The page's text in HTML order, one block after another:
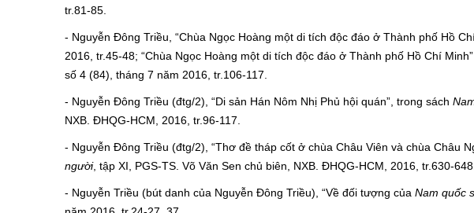
tr.81-85.
- Nguyễn Đông Triều, “Chùa Ngọc Hoàng một di tích độc đáo ở Thành phố Hồ
2016, tr.45-48; “Chùa Ngọc Hoàng một di tích độc đáo ở Thành phố Hồ Chí
số 4 (84), tháng 7 năm 2016, tr.106-117.
- Nguyễn Đông Triều (đtg/2), “Di sản Hán Nôm Nhị Phủ hội quán”, trong sách
NXB. ĐHQG-HCM, 2016, tr.96-117.
- Nguyễn Đông Triều (đtg/2), “Thơ đề tháp cốt ở chùa Châu Viên và chùa Châu
người, tập XI, PGS-TS. Võ Văn Sen chủ biên, NXB. ĐHQG-HCM, 2016, tr.630-648.
- Nguyễn Triều (bút danh của Nguyễn Đông Triều), “Về đối tượng của Nam quốc